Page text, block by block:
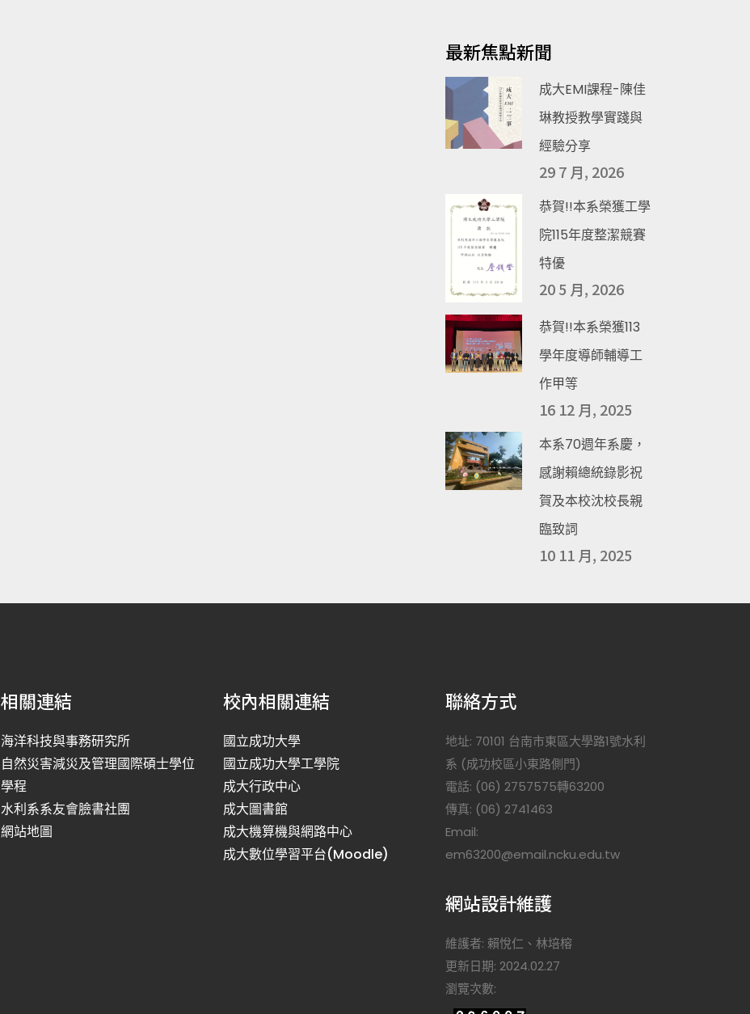
最新焦點新聞
成大EMI課程-陳佳
琳教授教學實踐與
經驗分享
29 7 月, 2026
恭賀!!本系榮獲工學
院115年度整潔競賽
特優
20 5 月, 2026
恭賀!!本系榮獲113
學年度導師輔導工
作甲等
16 12 月, 2025
本系70週年系慶，
感謝賴總統錄影祝
賀及本校沈校長親
臨致詞
10 11 月, 2025
相關連結
海洋科技與事務研究所
自然災害減災及管理國際碩士學位
學程
水利系系友會臉書社團
網站地圖
校內相關連結
國立成功大學
國立成功大學工學院
成大行政中心
成大圖書館
成大機算機與網路中心
成大數位學習平台(Moodle)
聯絡方式
地址: 70101 台南市東區大學路1號水利
系 (成功校區小東路側門)
電話: (06) 2757575轉63200
傳真: (06) 2741463
Email:
em63200@email.ncku.edu.tw
網站設計維護
維護者: 賴悅仁、林培榕
更新日期: 2024.02.27
瀏覽次數: